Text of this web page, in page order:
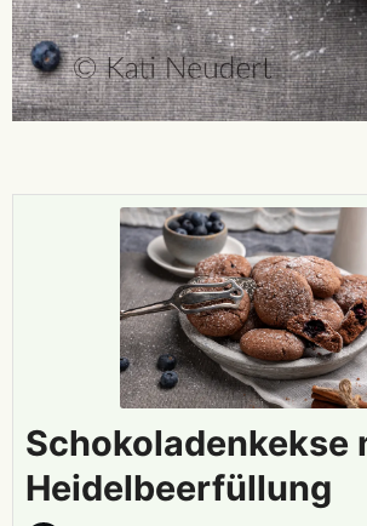
Schokoladenkekse
Heidelbeerfüllung